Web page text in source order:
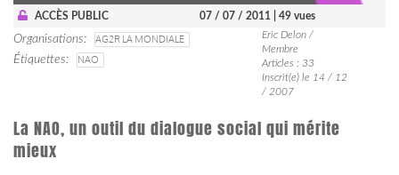
ACCÈS PUBLIC 07 / 07 / 2011 | 49 vues
Organisations
AG2R LA MONDIALE
Étiquettes
NAO
Eric Delon /
Membre
Articles : 33
Inscrit(e) le 14 / 12
/ 2007
La NAO, un outil du dialogue social qui mérite
mieux